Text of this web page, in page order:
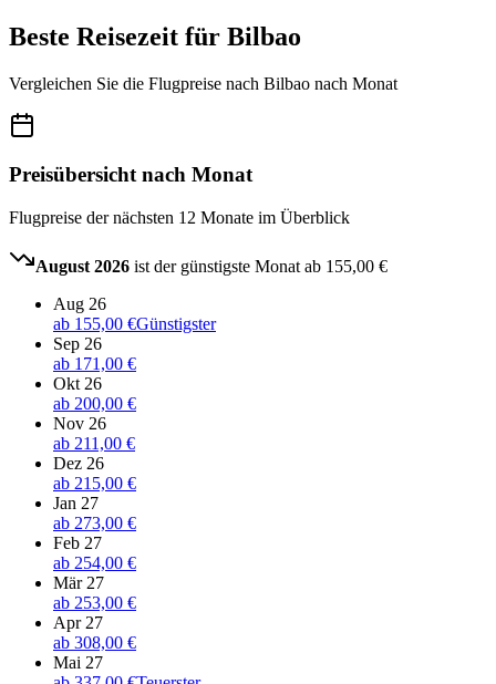
Beste Reisezeit für Bilbao
Vergleichen Sie die Flugpreise nach Bilbao nach Monat
Preisübersicht nach Monat
Flugpreise der nächsten 12 Monate im Überblick
August 2026 ist der günstigste Monat ab 155,00 €
Aug 26
ab 155,00 €Günstigster
Sep 26
ab 171,00 €
Okt 26
ab 200,00 €
Nov 26
ab 211,00 €
Dez 26
ab 215,00 €
Jan 27
ab 273,00 €
Feb 27
ab 254,00 €
Mär 27
ab 253,00 €
Apr 27
ab 308,00 €
Mai 27